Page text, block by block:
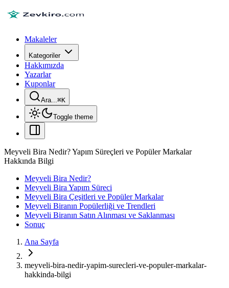
Makaleler
Kategoriler
Hakkımızda
Yazarlar
Kuponlar
Ara...⌘K
Toggle theme
Meyveli Bira Nedir? Yapım Süreçleri ve Popüler Markalar
Hakkında Bilgi
Meyveli Bira Nedir?
Meyveli Bira Yapım Süreci
Meyveli Bira Çeşitleri ve Popüler Markalar
Meyveli Biranın Popülerliği ve Trendleri
Meyveli Biranın Satın Alınması ve Saklanması
Sonuç
Ana Sayfa
meyveli-bira-nedir-yapim-surecleri-ve-populer-markalar-
hakkinda-bilgi